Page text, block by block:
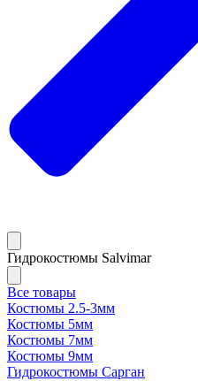
Гидрокостюмы Salvimar
Все товары
Костюмы 2.5-3мм
Костюмы 5мм
Костюмы 7мм
Костюмы 9мм
Гидрокостюмы Сарган